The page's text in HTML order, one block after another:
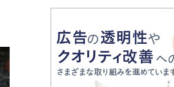
「なんで？ そんな馬鹿な……
家・阿刀田高さんが、ひとり
和田秀樹の70代、80代向け新
占 上半期1位にも選出［新書
Book Bang